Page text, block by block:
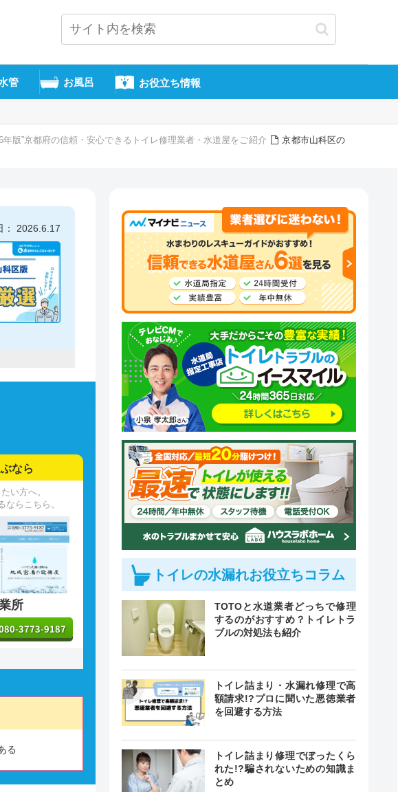
管 お風呂 お役立ち情報
年版”京都府の信頼・安心できるトイレ修理業者・水道屋をご紹介
京都市山科区の
： 2026.6.17
なら
い方へ。
ならこちら。
所
3773-9187
る
トイレの水漏れお役立ちコラム
TOTOと水道業者どっちで修理
するのがおすすめ？トイレトラ
ブルの対処法も紹介
トイレ詰まり・水漏れ修理で高
額請求!?プロに聞いた悪徳業者
を回避する方法
トイレ詰まり修理でぼったくら
れた!?騙されないための知識ま
とめ